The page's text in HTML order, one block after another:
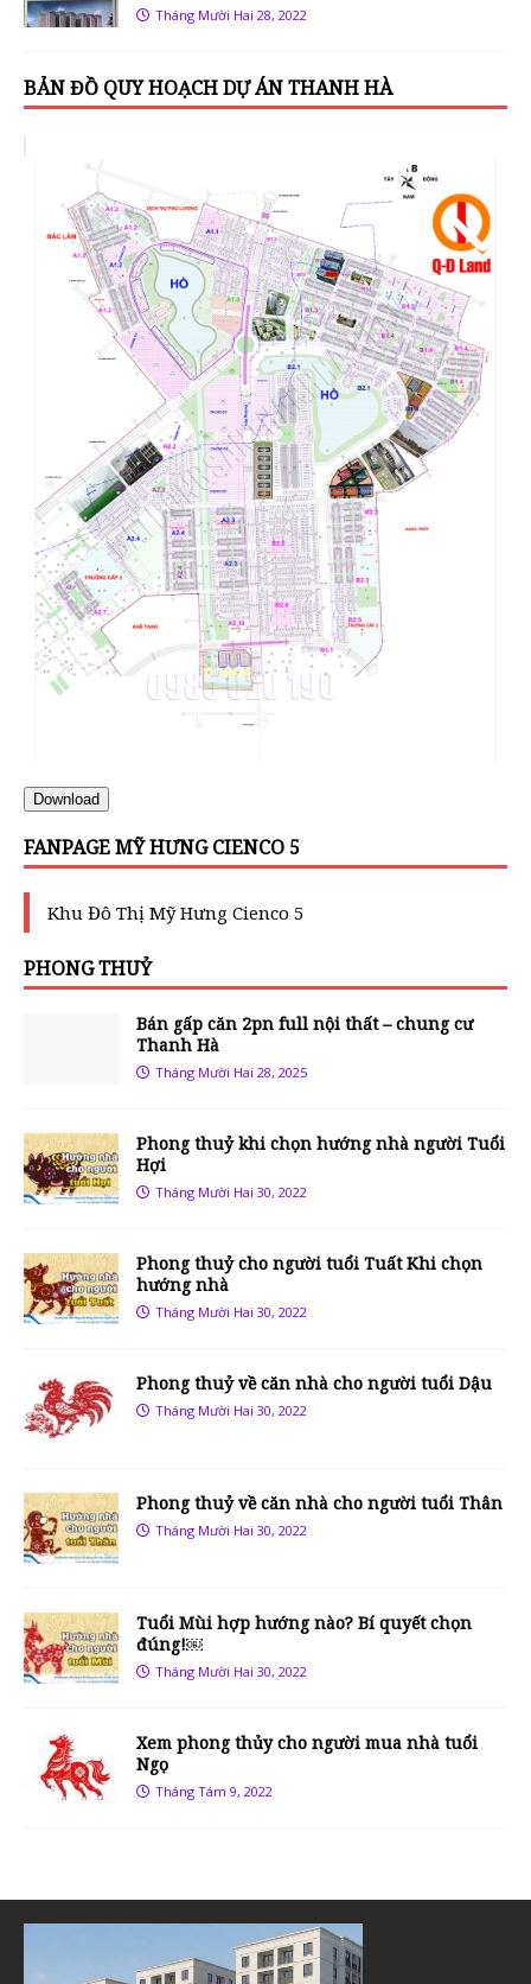
Tháng Mười Hai 28, 2022
BẢN ĐỒ QUY HOẠCH DỰ ÁN THANH HÀ
Download
FANPAGE MỸ HƯNG CIENCO 5
Khu Đô Thị Mỹ Hưng Cienco 5
PHONG THUỶ
Bán gấp căn 2pn full nội thất – chung cư
Thanh Hà
Tháng Mười Hai 28, 2025
Phong thuỷ khi chọn hướng nhà người Tuổi
Hợi
Tháng Mười Hai 30, 2022
Phong thuỷ cho người tuổi Tuất Khi chọn
hướng nhà
Tháng Mười Hai 30, 2022
Phong thuỷ về căn nhà cho người tuổi Dậu
Tháng Mười Hai 30, 2022
Phong thuỷ về căn nhà cho người tuổi Thân
Tháng Mười Hai 30, 2022
Tuổi Mùi hợp hướng nào? Bí quyết chọn
đúng!￼
Tháng Mười Hai 30, 2022
Xem phong thủy cho người mua nhà tuổi
Ngọ
Tháng Tám 9, 2022